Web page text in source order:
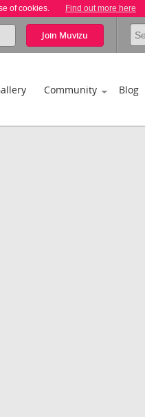
of cookies. Find out more here
Join Muvizu
Community Blog